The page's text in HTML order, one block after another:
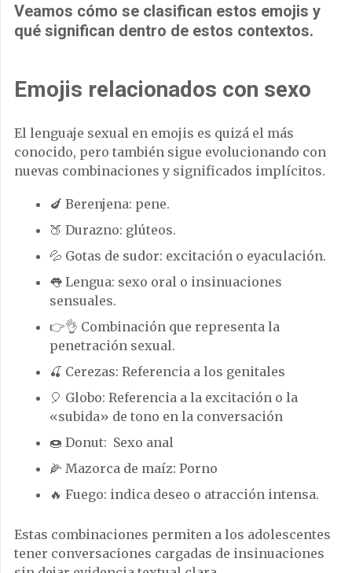
Veamos cómo se clasifican estos emojis y
qué significan dentro de estos contextos.
Emojis relacionados con sexo
El lenguaje sexual en emojis es quizá el más
conocido, pero también sigue evolucionando con
nuevas combinaciones y significados implícitos.
🍆 Berenjena: pene.
🍑 Durazno: glúteos.
💦 Gotas de sudor: excitación o eyaculación.
👅 Lengua: sexo oral o insinuaciones
sensuales.
👉👌 Combinación que representa la
penetración sexual.
🍒 Cerezas: Referencia a los genitales
🎈 Globo: Referencia a la excitación o la
«subida» de tono en la conversación
🍩 Donut: Sexo anal
🌽 Mazorca de maíz: Porno
🔥 Fuego: indica deseo o atracción intensa.
Estas combinaciones permiten a los adolescentes
tener conversaciones cargadas de insinuaciones